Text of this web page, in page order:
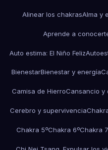
Alinear los chakrasAlma y
Aprende a
Auto estima: El Niño Feliz
BienestarBienestar y energía
Camisa de HierroCansancio y
Cerebro y supervivencia
Chakra 5ºChakra 6ºChakra